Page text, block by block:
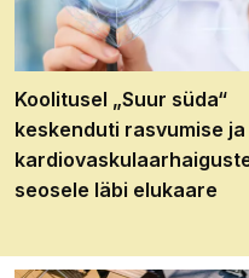
Koolitusel „Suur süda“
keskenduti rasvumise ja
seosele läbi elukaare